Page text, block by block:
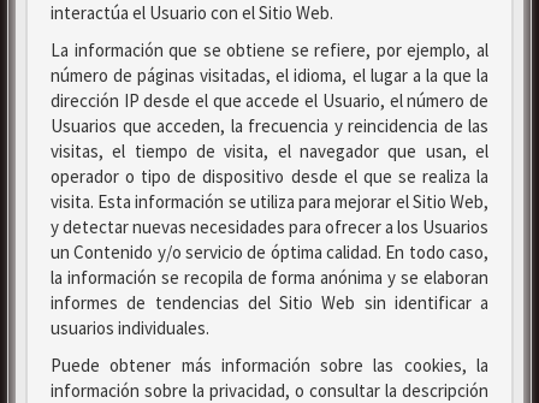
interactúa el Usuario con el Sitio Web.
La información que se obtiene se refiere, por ejemplo, al
número de páginas visitadas, el idioma, el lugar a la que la
dirección IP desde el que accede el Usuario, el número de
Usuarios que acceden, la frecuencia y reincidencia de las
visitas, el tiempo de visita, el navegador que usan, el
operador o tipo de dispositivo desde el que se realiza la
visita. Esta información se utiliza para mejorar el Sitio Web,
y detectar nuevas necesidades para ofrecer a los Usuarios
un Contenido y/o servicio de óptima calidad. En todo caso,
la información se recopila de forma anónima y se elaboran
informes de tendencias del Sitio Web sin identificar a
usuarios individuales.
Puede obtener más información sobre las cookies, la
información sobre la privacidad, o consultar la descripción